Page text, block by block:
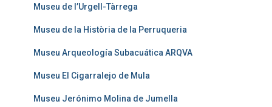
Museu de l’Urgell-Tàrrega
Museu de la Història de la Perruqueria
Museu Arqueología Subacuática ARQVA
Museu El Cigarralejo de Mula
Museu Jerónimo Molina de Jumella